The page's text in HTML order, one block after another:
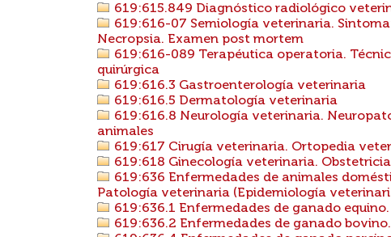
619:615.849 Diagnóstico radiológico
619:616-07 Semiología veterinaria.
Necropsia. Examen post mortem
619:616-089 Terapéutica operatoria.
quirúrgica
619:616.3 Gastroenterología veterinaria
619:616.5 Dermatología veterinaria
619:616.8 Neurología veterinaria.
animales
619:617 Cirugía veterinaria. Ortopedia
619:618 Ginecología veterinaria.
619:636 Enfermedades de animales
Patología veterinaria (Epidemiología
619:636.1 Enfermedades de ganado
619:636.2 Enfermedades de ganado